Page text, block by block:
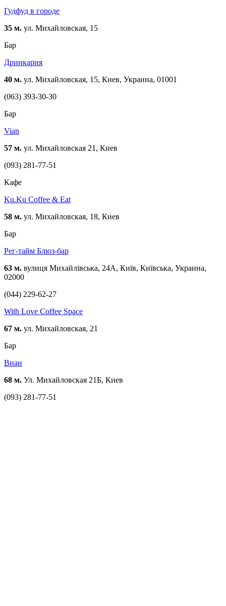
Гудфуд в городе
35 м. ул. Михайловская, 15
Бар
Дринкарня
40 м. ул. Михайловская, 15, Киев, Украина, 01001
(063) 393-30-30
Бар
Vian
57 м. ул. Михайловская 21, Киев
(093) 281-77-51
Кафе
Ku.Ku Coffee & Eat
58 м. ул. Михайловская, 18, Киев
Бар
Рег-тайм Блюз-бар
63 м. вулиця Михайлівська, 24А, Київ, Київська, Украина,
02000
(044) 229-62-27
With Love Coffee Space
67 м. ул. Михайловская, 21
Бар
Виан
68 м. Ул. Михайловская 21Б, Киев
(093) 281-77-51